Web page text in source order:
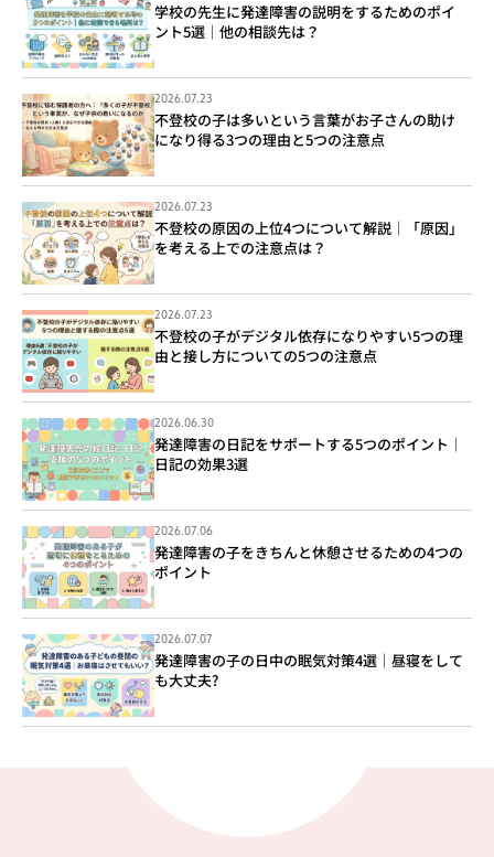
学校の先生に発達障害の説明をするためのポイ
ント5選｜他の相談先は？
2026.07.23
不登校の子は多いという言葉がお子さんの助け
になり得る3つの理由と5つの注意点
2026.07.23
不登校の原因の上位4つについて解説｜「原因」
を考える上での注意点は？
2026.07.23
不登校の子がデジタル依存になりやすい5つの理
由と接し方についての5つの注意点
2026.06.30
発達障害の日記をサポートする5つのポイント｜
日記の効果3選
2026.07.06
発達障害の子をきちんと休憩させるための4つの
ポイント
2026.07.07
発達障害の子の日中の眠気対策4選｜昼寝をして
も大丈夫?